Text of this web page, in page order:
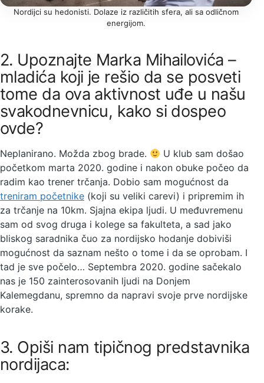
Nordijci su hedonisti. Dolaze iz različitih sfera, ali sa odličnom
energijom.
2. Upoznajte Marka Mihailovića –
mladića koji je rešio da se posveti
tome da ova aktivnost uđe u našu
svakodnevnicu, kako si dospeo
ovde?
Neplanirano. Možda zbog brade.
U klub sam došao
početkom marta 2020. godine i nakon obuke počeo da
radim kao trener trčanja. Dobio sam mogućnost da
treniram početnike (koji su veliki carevi) i pripremim ih
za trčanje na 10km. Sjajna ekipa ljudi. U međuvremenu
sam od svog druga i kolege sa fakulteta, a sad jako
bliskog saradnika čuo za nordijsko hodanje dobiviši
mogućnost da saznam nešto o tome i da se oprobam. I
tad je sve počelo… Septembra 2020. godine sačekalo
nas je 150 zainterosovanih ljudi na Donjem
Kalemegdanu, spremno da napravi svoje prve nordijske
korake.
3. Opiši nam tipičnog predstavnika
nordijaca: